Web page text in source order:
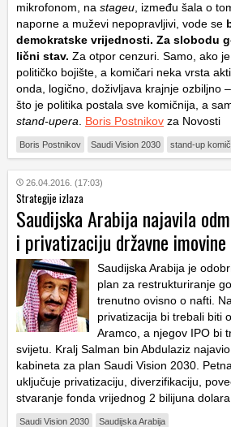
mikrofonom, na stageu , između šala o
naporne a muževi nepopravljivi, vode se
demokratske vrijednosti. Za slobodu
lični stav. Za otpor cenzuri. Samo, ako je
političko bojište, a komičari neka vrsta
onda, logično, doživljava krajnje ozbiljno
što je politika postala sve komičnija, a
stand-upera
Boris Postnikov za Novosti
Boris Postnikov Saudi Vision 2030 stand-up
26.04.2016. (17:03)
Strategije izlaza
Saudijska Arabija najavila
i privatizaciju državne imovine
Saudijska Arabija je
plan za restrukturiranje
trenutno ovisno o nafti.
privatizacija bi trebali biti
Aramco, a njegov IPO bi
svijetu. Kralj Salman bin Abdulaziz
kabineta za plan Saudi Vision 2030.
uključuje privatizaciju, diverzifikaciju,
stvaranje fonda vrijednog 2 bilijuna dolara.
Saudi Vision 2030 Saudijska Arabija